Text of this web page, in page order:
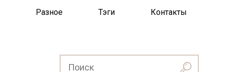
Разное Тэги Контакты